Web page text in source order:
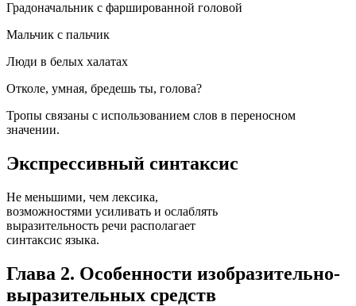
Градоначальник с фаршированной головой
Мальчик с пальчик
Люди в белых халатах
Отколе, умная, бредешь ты, голова?
Тропы связаны с использованием слов в переносном
значении.
Экспрессивный синтаксис
Не меньшими, чем лексика,
возможностями усиливать и ослаблять
выразительность речи располагает
синтаксис языка.
Глава 2. Особенности изобразительно-
выразительных средств